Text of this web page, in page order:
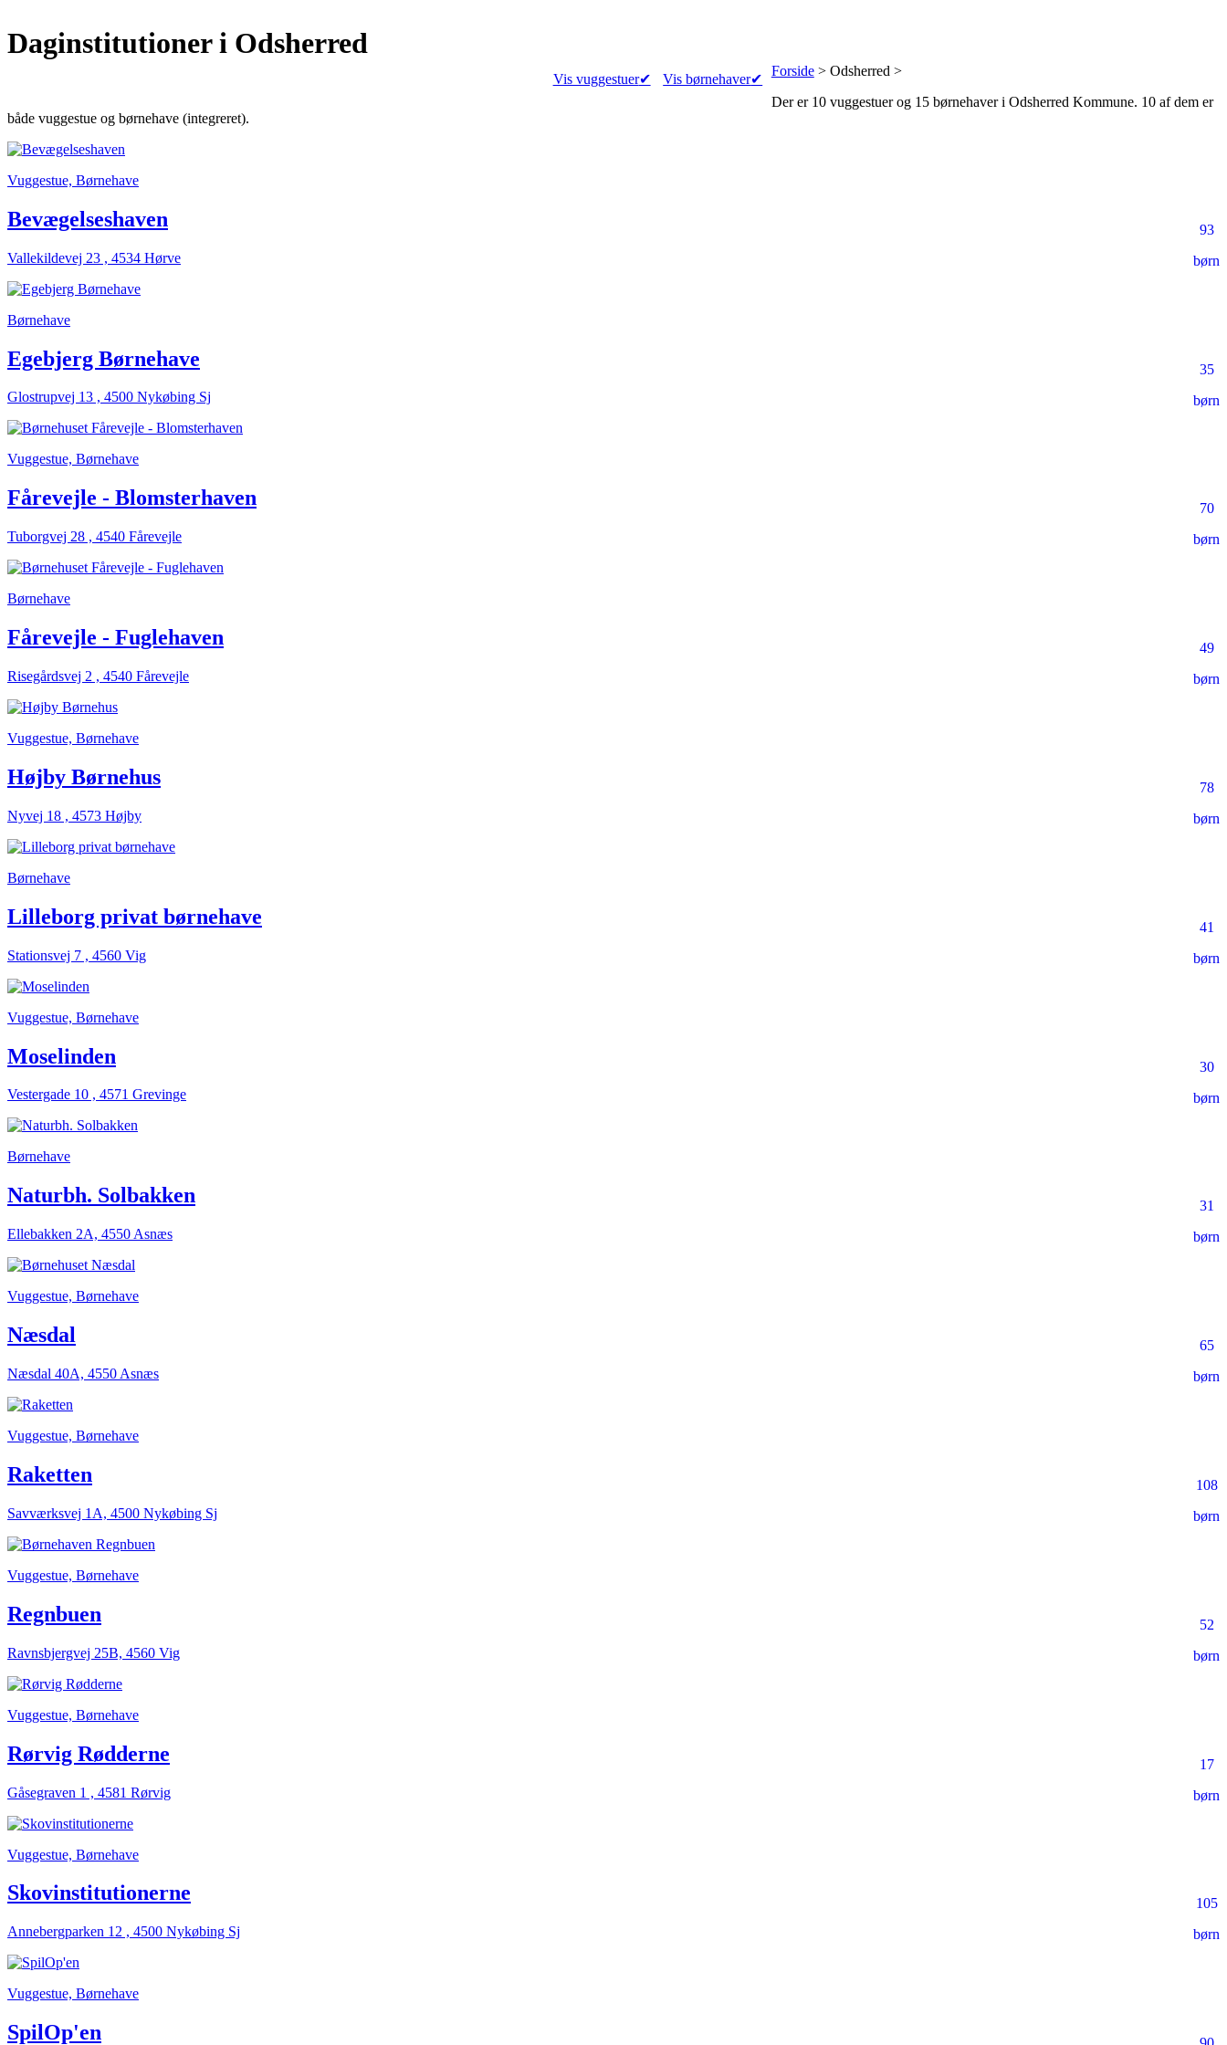
Daginstitutioneri Odsherred
Vis vuggestuer✔ Vis børnehaver✔
Forside> Odsherred >
Der er 10 vuggestuerog 15 børnehaveri Odsherred Kommune. 10 af dem er
både vuggestue og børnehave (integreret).
Vuggestue, Børnehave
93
børn
Bevægelseshaven
Vallekildevej 23 , 4534 Hørve
Børnehave
35
børn
Egebjerg Børnehave
Glostrupvej 13 , 4500 Nykøbing Sj
Vuggestue, Børnehave
70
børn
Fårevejle - Blomsterhaven
Tuborgvej 28 , 4540 Fårevejle
Børnehave
49
børn
Fårevejle - Fuglehaven
Risegårdsvej 2 , 4540 Fårevejle
Vuggestue, Børnehave
78
børn
Højby Børnehus
Nyvej 18 , 4573 Højby
Børnehave
41
børn
Lilleborg privat børnehave
Stationsvej 7 , 4560 Vig
Vuggestue, Børnehave
30
børn
Moselinden
Vestergade 10 , 4571 Grevinge
Børnehave
31
børn
Naturbh. Solbakken
Ellebakken 2A, 4550 Asnæs
Vuggestue, Børnehave
65
børn
Næsdal
Næsdal 40A, 4550 Asnæs
Vuggestue, Børnehave
108
børn
Raketten
Savværksvej 1A, 4500 Nykøbing Sj
Vuggestue, Børnehave
52
børn
Regnbuen
Ravnsbjergvej 25B, 4560 Vig
Vuggestue, Børnehave
17
børn
Rørvig Rødderne
Gåsegraven 1 , 4581 Rørvig
Vuggestue, Børnehave
105
børn
Skovinstitutionerne
Annebergparken 12 , 4500 Nykøbing Sj
Vuggestue, Børnehave
SpilOp'en